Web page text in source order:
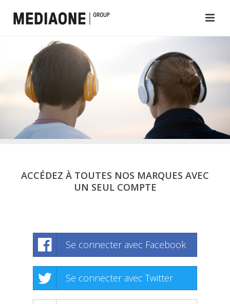
ACCÉDEZ À TOUTES NOS MARQUES AVEC
UN SEUL COMPTE
Se connecter avec Facebook
Se connecter avec Twitter